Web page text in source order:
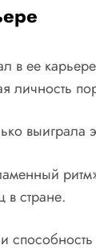
в ее
личность
выиграла
в стране.